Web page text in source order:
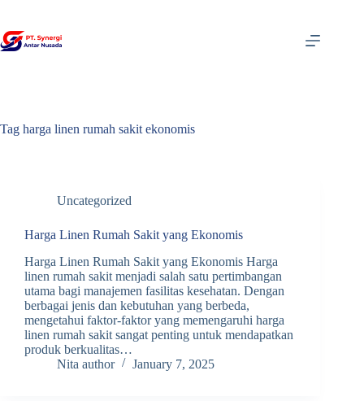
content
Tag harga linen rumah sakit ekonomis
Uncategorized
Harga Linen Rumah Sakit yang Ekonomis
Harga Linen Rumah Sakit yang Ekonomis Harga
linen rumah sakit menjadi salah satu pertimbangan
utama bagi manajemen fasilitas kesehatan. Dengan
berbagai jenis dan kebutuhan yang berbeda,
mengetahui faktor-faktor yang memengaruhi harga
linen rumah sakit sangat penting untuk mendapatkan
produk berkualitas…
Nita author
January 7, 2025